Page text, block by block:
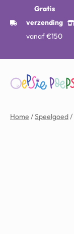
Gratis
verzending
vanaf €150
Home /Speelgoed/